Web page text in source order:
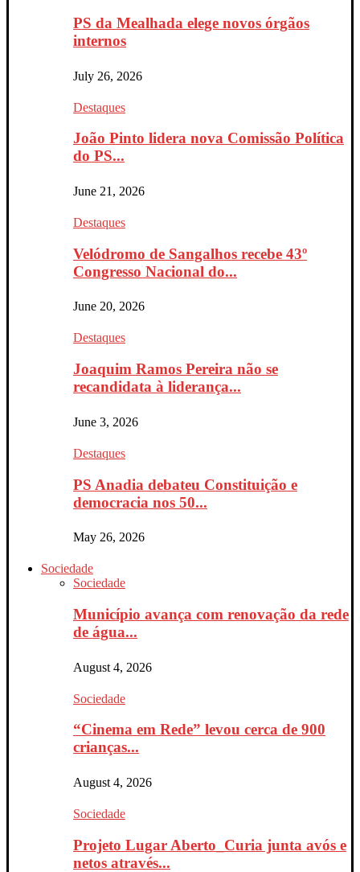
PS da Mealhada elege novos órgãos
internos
July 26, 2026
Destaques
João Pinto lidera nova Comissão Política
do PS...
June 21, 2026
Destaques
Velódromo de Sangalhos recebe 43º
Congresso Nacional do...
June 20, 2026
Destaques
Joaquim Ramos Pereira não se
recandidata à liderança...
June 3, 2026
Destaques
PS Anadia debateu Constituição e
democracia nos 50...
May 26, 2026
Sociedade
Sociedade
Município avança com renovação da rede
de água...
August 4, 2026
Sociedade
“Cinema em Rede” levou cerca de 900
crianças...
August 4, 2026
Sociedade
Projeto Lugar Aberto_Curia junta avós e
netos através...